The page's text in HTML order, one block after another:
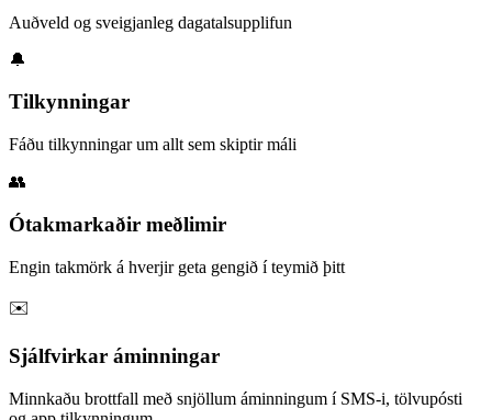
Auðveld og sveigjanleg dagatalsupplifun
🔔
Tilkynningar
Fáðu tilkynningar um allt sem skiptir máli
👥
Ótakmarkaðir meðlimir
Engin takmörk á hverjir geta gengið í teymið þitt
✉️
Sjálfvirkar áminningar
Minnkaðu brottfall með snjöllum áminningum í SMS-i, tölvupósti